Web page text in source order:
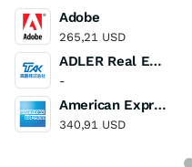
Adobe
265,21 USD
ADLER Real Estate
-
American Express
340,91 USD